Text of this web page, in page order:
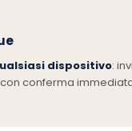
dispositivo:
conferma